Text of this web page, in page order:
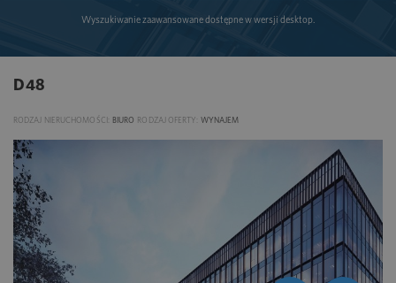
Wyszukiwanie zaawansowane dostępne w wersji desktop.
D48
RODZAJ NIERUCHOMOŚCI: BIURO RODZAJ OFERTY: WYNAJEM